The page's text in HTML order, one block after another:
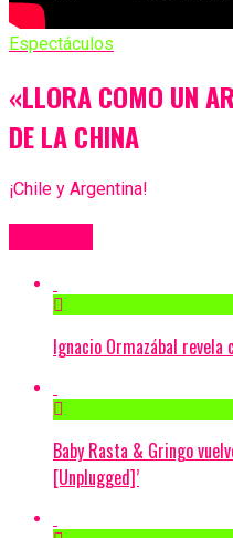
Espectáculos
«LLORA COMO UN
DE LA CHINA
¡Chile y Argentina!
Ignacio Ormazábal revela
Baby Rasta & Gringo
[Unplugged]’